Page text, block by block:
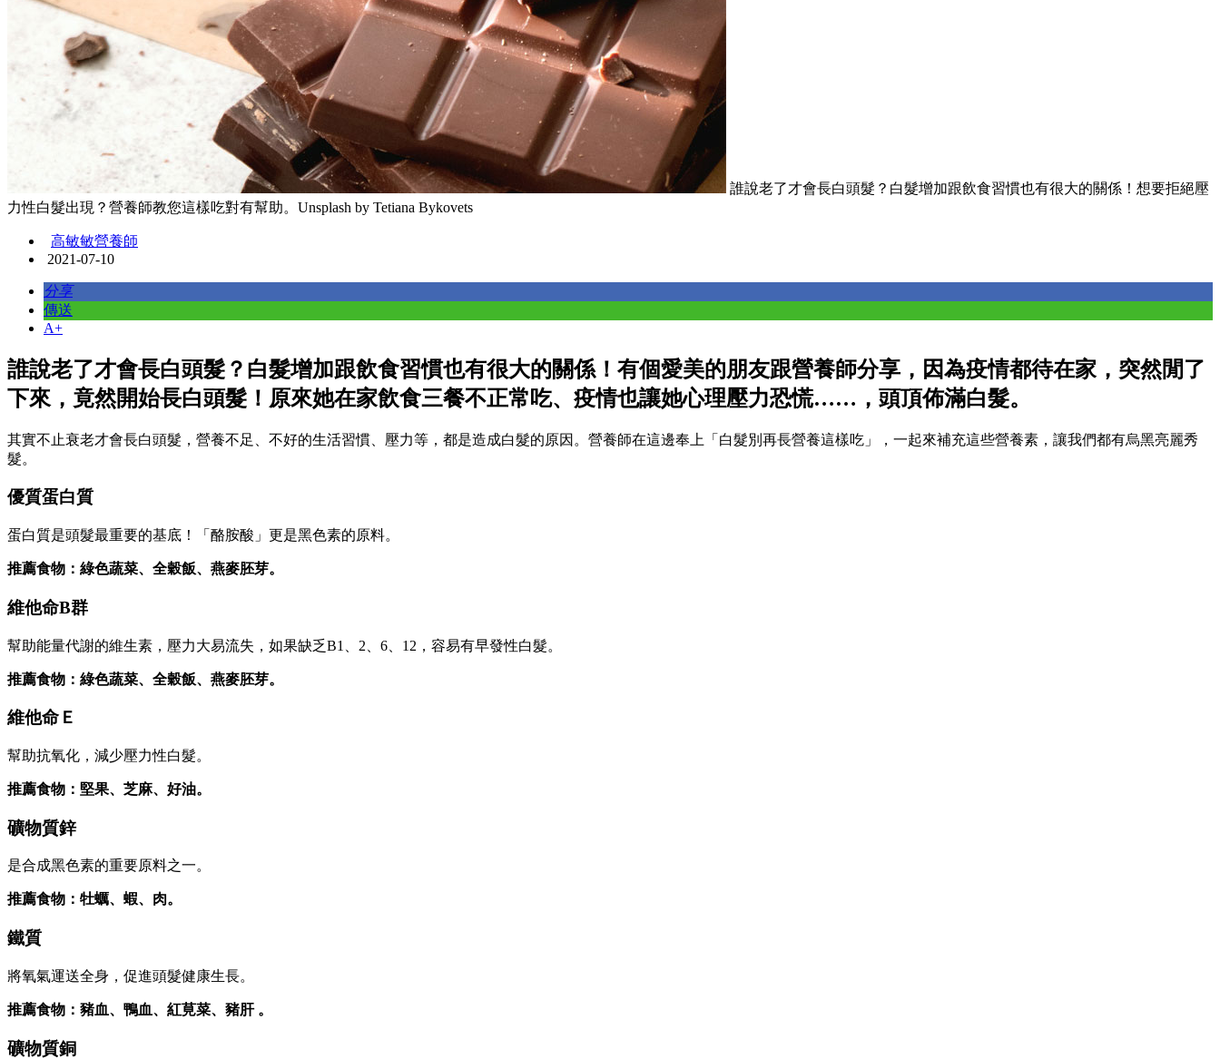
誰說老了才會長白頭髮？白髮增加跟飲食習慣也有很大的關係！想要拒絕壓
力性白髮出現？營養師教您這樣吃對有幫助。Unsplash by Tetiana Bykovets
高敏敏營養師
2021-07-10
分享
傳送
A+
誰說老了才會長白頭髮？白髮增加跟飲食習慣也有很大的關係！有個愛美的朋友跟營養師分享，因為疫情都待在家，突然閒了
下來，竟然開始長白頭髮！原來她在家飲食三餐不正常吃、疫情也讓她心理壓力恐慌……，頭頂佈滿白髮。
其實不止衰老才會長白頭髮，營養不足、不好的生活習慣、壓力等，都是造成白髮的原因。營養師在這邊奉上「白髮別再長營養這樣吃」，一起來補充這些營養素，讓我們都有烏黑亮麗秀
髮。
優質蛋白質
蛋白質是頭髮最重要的基底！「酪胺酸」更是黑色素的原料。
推薦食物：綠色蔬菜、全穀飯、燕麥胚芽。
維他命B群
幫助能量代謝的維生素，壓力大易流失，如果缺乏B1、2、6、12，容易有早發性白髮。
推薦食物：綠色蔬菜、全穀飯、燕麥胚芽。
維他命Ｅ
幫助抗氧化，減少壓力性白髮。
推薦食物：堅果、芝麻、好油。
礦物質鋅
是合成黑色素的重要原料之一。
推薦食物：牡蠣、蝦、肉。
鐵質
將氧氣運送全身，促進頭髮健康生長。
推薦食物：豬血、鴨血、紅莧菜、豬肝 。
礦物質銅